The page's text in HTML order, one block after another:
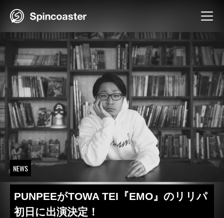
NEWS
PUNPEEがTOWA TEI『EMO』のリリパ
初日に出演決定！